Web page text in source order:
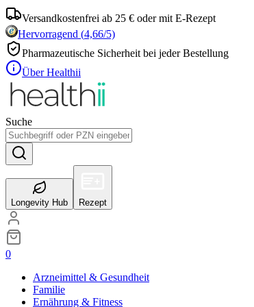
Versandkostenfrei ab 25 € oder mit E-Rezept
Hervorragend (4,66/5)
Pharmazeutische Sicherheit bei jeder Bestellung
Über Healthii
Suche
Longevity Hub Rezept
0
Arzneimittel & Gesundheit
Familie
Ernährung & Fitness